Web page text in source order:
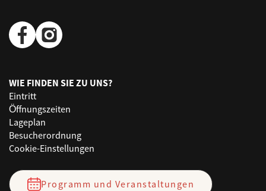
WIE FINDEN SIE ZU UNS?
Eintritt
Öffnungszeiten
Lageplan
Besucherordnung
Cookie-Einstellungen
Programm und Veranstaltungen